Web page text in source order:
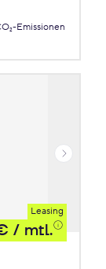
Emissionen
Leasing
/ mtl.